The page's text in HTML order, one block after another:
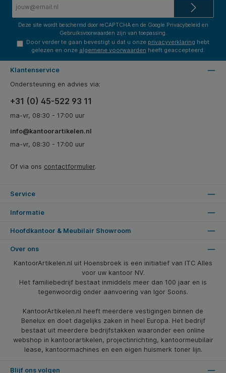
Deze site wordt beschermd door reCAPTCHA en de Google Privacybeleid en
Gebruiksvoorwaarden zijn van toepassing.
Door verder te gaan bevestigt u dat u onze privacyverklaring hebt
gelezen en onze algemene voorwaarden heeft geaccepteerd.
Klantenservice
Ondersteuning en advies via:
+31 (0) 45-522 93 11
ma-vr, 08:30 - 17:00 uur
info@kantoorartikelen.nl
ma-vr, 08:30 - 17:00 uur
Of via ons contactformulier.
Service
Informatie
Hoofdkantoor & Meubilair Showroom
Over ons
KantoorArtikelen.nl uit Hoensbroek is een initiatief van ITC Alles
voor uw kantoor NV.
Het familiebedrijf bestaat inmiddels meer dan 100 jaar en is
tegenwoordig onder aanvoering van Igor Soons.
KantoorArtikelen.nl heeft meerdere vestigingen binnen de
Benelux en doet dagelijks zaken in heel Europa. Het bedrijf
bestaat uit meerdere bedrijfstakken waaronder een online
webshop in kantoorartikelen, projectinrichting, kantoormeubilair
lease, kantoormachines en een eigen huismerk toner lijn.
Blijf ons volgen